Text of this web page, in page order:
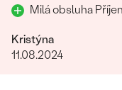
Milá obsluha
Kristýna
11.08.2024